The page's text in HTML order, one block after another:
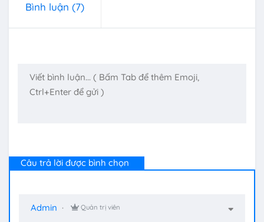
Bình luận (7)
Câu trả lời được bình chọn
Admin Quản trị viên